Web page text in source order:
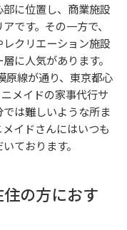
に位置し、商業施設
です。その一方で、
クリエーション施設
に人気があります。
原線が通り、東京都心
メイドの家事代行サ
は難しいような所ま
イドさんにはいつも
ております。
の方におす